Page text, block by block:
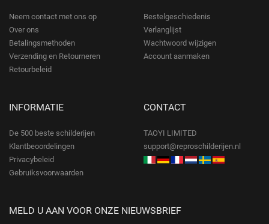
Neem contact met ons op
Over ons
Betalingsmethoden
Verzending en Retourneren
Retourbeleid
Bestelgeschiedenis
Verlanglijst
Wachtwoord wijzigen
Account aanmaken
INFORMATIE
De 500 beste schilderijen
Klantbeoordelingen
Privacybeleid
Gebruiksvoorwaarden
CONTACT
TAOYI LIMITED
support@reproschilderijen.nl
MELD U AAN VOOR ONZE NIEUWSBRIEF